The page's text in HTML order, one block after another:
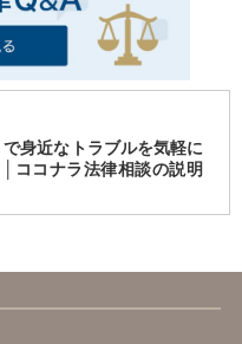
で身近なトラブルを気軽に
ココナラ法律相談の説明